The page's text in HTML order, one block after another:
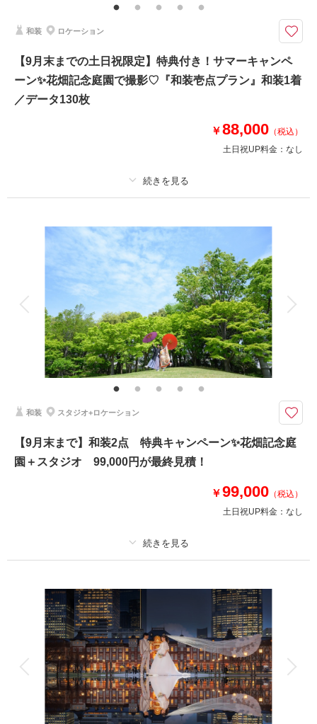
新婦様ヘア＆メイク・髪飾り・インナー類完備！
撮影場所までの移動費や使用料も当方で負担◎
★8/16まで限定！ウェルカムボードプレゼント
を確認する
和装 ロケーション
【9月末までの土日祝限定】特典付き！サマーキャンペ
ーン✨花畑記念庭園で撮影♡『和装壱点プラン』和装1着
／データ130枚
￥88,000 （税込）
土日祝UP料金： なし
新婦衣装1着
ヘアメイク 小物一式
データ 130 カット 台紙付写真
衣装追加 挙式
家族と撮影 家族用衣装レンタル ペットと撮影
夏だけのお得なキャンペーン！
新婦様ヘア＆メイク込み・データ130カット・肌着、髪飾り、移動費等すべ
①ウェルカムボードor六切写真4面
③半襟プレゼント
④オプション20％OFF
撮影日の空き
和装 スタジオ+ロケーション
【9月末まで】和装2点 特典キャンペーン✨花畑記念庭
園＋スタジオ 99,000円が最終見積！
￥99,000 （税込）
土日祝UP料金： なし
撮影料 新郎衣装1着
着付け ヘアメイク 小物一式
アルバム データ 230 カット 台紙付写真
衣装追加 会食 挙式
家族と撮影 家族用衣装レンタル ペットと撮影
夏だけのお得なキャンペーン！ 衣裳はどれを選ばれても差額料金が掛かる
事はありませんのでご安心くださいませ